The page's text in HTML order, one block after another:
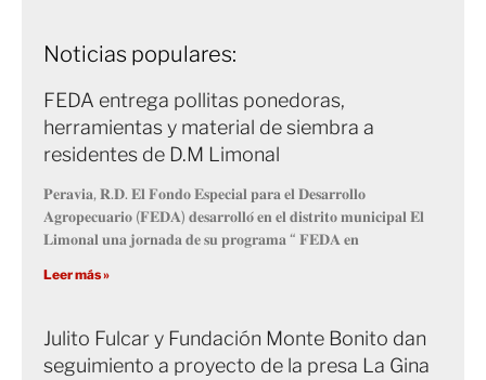
Noticias populares:
FEDA entrega pollitas ponedoras,
herramientas y material de siembra a
residentes de D.M Limonal
𝐏𝐞𝐫𝐚𝐯𝐢𝐚, 𝐑.𝐃. 𝐄𝐥 𝐅𝐨𝐧𝐝𝐨 𝐄𝐬𝐩𝐞𝐜𝐢𝐚𝐥 𝐩𝐚𝐫𝐚 𝐞𝐥 𝐃𝐞𝐬𝐚𝐫𝐫𝐨𝐥𝐥𝐨
𝐀𝐠𝐫𝐨𝐩𝐞𝐜𝐮𝐚𝐫𝐢𝐨 (𝐅𝐄𝐃𝐀) 𝐝𝐞𝐬𝐚𝐫𝐫𝐨𝐥𝐥𝐨́ 𝐞𝐧 𝐞𝐥 𝐝𝐢𝐬𝐭𝐫𝐢𝐭𝐨 𝐦𝐮𝐧𝐢𝐜𝐢𝐩𝐚𝐥 𝐄𝐥
𝐋𝐢𝐦𝐨𝐧𝐚𝐥 𝐮𝐧𝐚 𝐣𝐨𝐫𝐧𝐚𝐝𝐚 𝐝𝐞 𝐬𝐮 𝐩𝐫𝐨𝐠𝐫𝐚𝐦𝐚 “ 𝐅𝐄𝐃𝐀 𝐞𝐧
Leer más »
Julito Fulcar y Fundación Monte Bonito dan
seguimiento a proyecto de la presa La Gina